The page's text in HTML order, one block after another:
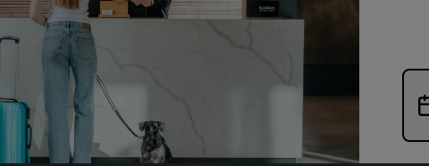
Branchenlösungen